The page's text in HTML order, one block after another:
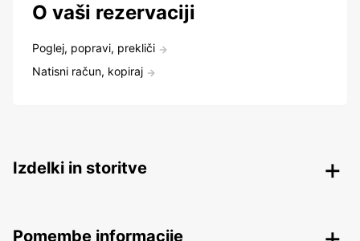
O vaši rezervaciji
Poglej, popravi, prekliči
Natisni račun, kopiraj
Izdelki in storitve
Pomembe informacije